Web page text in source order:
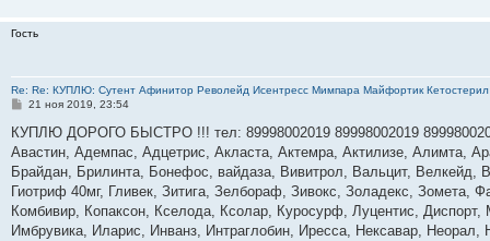
Гость
Re: Re: КУПЛЮ: Сутент Афинитор Револейд Исентресс Мимпара Майфортик
С
о
щ
е
и
е
21 ноя 2019, 23:54
КУПЛЮ ДОРОГО БЫСТРО !!! тел: 89998002019 89998002019
Авастин, Адемпас, Адцетрис, Акласта, Актемра, Актилизе, Алимта,
Брайдан, Брилинта, Бонефос, вайдаза, Вивитрол, Вальцит, Велкейд,
Гиотриф 40мг, Гливек, Зитига, Зелбораф, Зивокс, Золадекс, Зомета,
Комбивир, Копаксон, Кселода, Ксолар, Куросурф, Луцентис,
Имбрувика, Иларис, Инванз, Интраглобин, Иресса, Нексавар,